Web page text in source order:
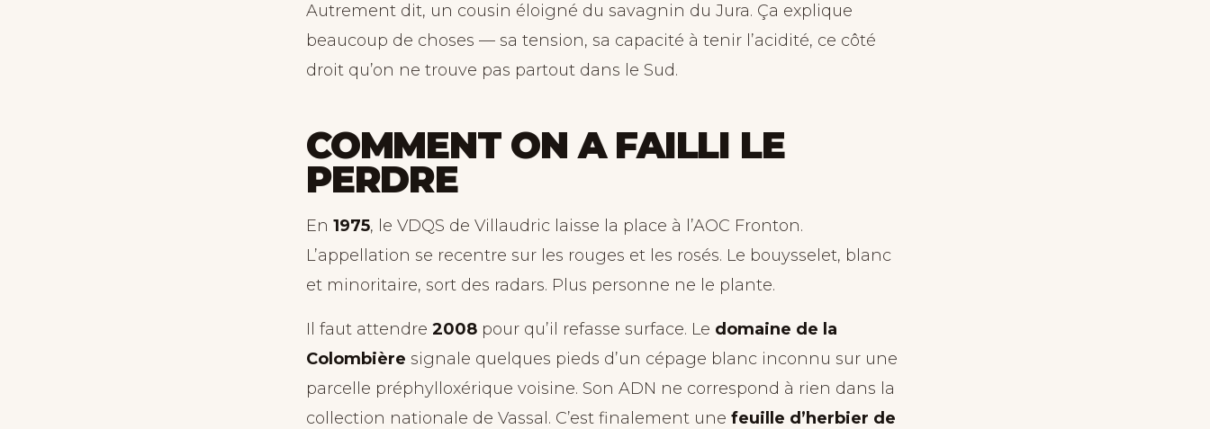
Autrement dit, un cousin éloigné du savagnin du Jura. Ça explique
beaucoup de choses — sa tension, sa capacité à tenir l’acidité, ce côté
droit qu’on ne trouve pas partout dans le Sud.
COMMENT ON A FAILLI LE
PERDRE
En 1975, le VDQS de Villaudric laisse la place à l’AOC Fronton.
L’appellation se recentre sur les rouges et les rosés. Le bouysselet, blanc
et minoritaire, sort des radars. Plus personne ne le plante.
Il faut attendre 2008 pour qu’il refasse surface. Le domaine de la
Colombière signale quelques pieds d’un cépage blanc inconnu sur une
parcelle préphylloxérique voisine. Son ADN ne correspond à rien dans la
collection nationale de Vassal. C’est finalement une feuille d’herbier de